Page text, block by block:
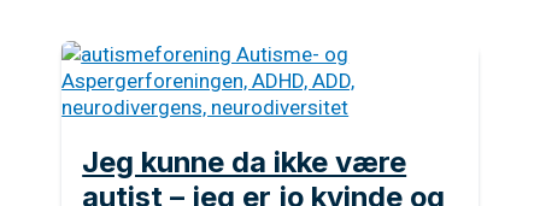
Jeg kunne da ikke være
autist – jeg er jo kvinde og